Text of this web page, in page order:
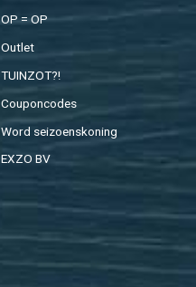
OP = OP
Out­let
TUIN­ZOT?!
Cou­pon­co­des
Word sei­zoens­ko­ning
EXZO BV